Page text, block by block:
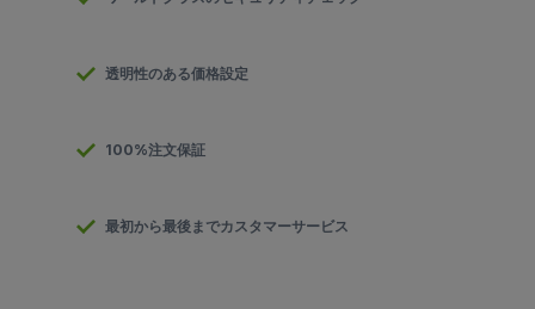
透明性のある価格設定
100%注文保証
最初から最後までカスタマーサービス